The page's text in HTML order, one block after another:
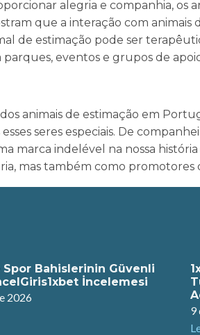
alegria e companhia, os
que a interação com animais
de estimação pode ser
eventos e grupos de
animais de estimação em
seres especiais. De
marca indelével na nossa
mas também como
Spor Bahislerinin Güvenli
İncelemesi
2026
9